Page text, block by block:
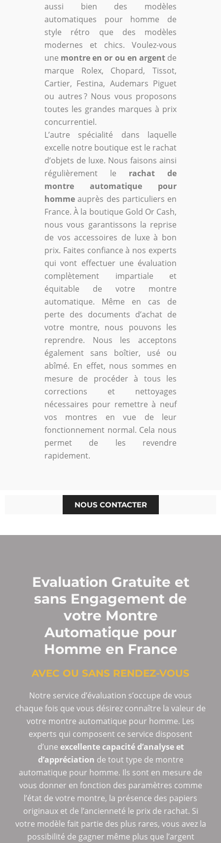
aussi bien des modèles
automatiques pour homme de
style rétro que des modèles
modernes et chics. Voulez-vous
une montre en or ou en argentde
marque Rolex, Chopard, Tissot,
Cartier, Festina, Audemars Piguet
ou autres ? Nous vous proposons
toutes les grandes marques à prix
concurrentiel.
L’autre spécialité dans laquelle
excelle notre boutique est le rachat
d’objets de luxe. Nous faisons ainsi
régulièrement le rachat de
montre automatique pour
homme auprès des particuliers en
France. À la boutique Gold Or Cash,
nous vous garantissons la reprise
de vos accessoires de luxe à bon
prix. Faites confiance à nos experts
qui vont effectuer une évaluation
complètement impartiale et
équitable de votre montre
automatique. Même en cas de
perte des documents d’achat de
votre montre, nous pouvons les
reprendre. Nous les acceptons
également sans boîtier, usé ou
abîmé. En effet, nous sommes en
mesure de procéder à tous les
corrections et nettoyages
nécessaires pour remettre à neuf
vos montres en vue de leur
fonctionnement normal. Cela nous
permet de les revendre
rapidement.
NOUS CONTACTER
Evaluation Gratuite et
sans Engagement de
votre Montre
Automatique pour
Homme en France
AVEC OU SANS RENDEZ-VOUS
Notre service d’évaluation s’occupe de vous
chaque fois que vous désirez connaître la valeur de
votre montre automatique pour homme. Les
experts qui composent ce service disposent
d’une excellente capacité d’analyse et
d’appréciation de tout type de montre
automatique pour homme. Ils sont en mesure de
vous donner en fonction des paramètres comme
l’état de votre montre, la présence des papiers
originaux et de l’ancienneté le prix de rachat. Si
votre modèle fait partie des plus rares, vous avez la
possibilité de gagner même plus que l’argent